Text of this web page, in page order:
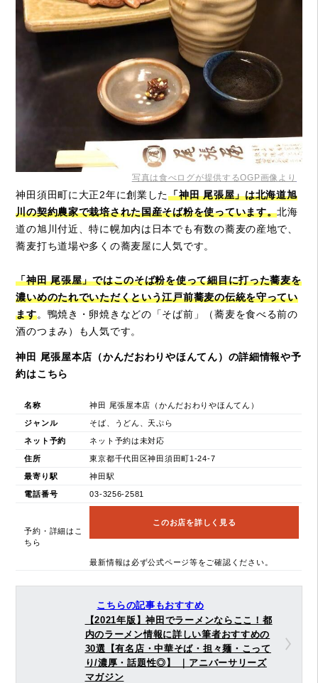
写真は食べログが提供するOGP画像より
神田須田町に大正2年に創業した「神田 尾張屋」は北海道旭
川の契約農家で栽培された国産そば粉を使っています。北海
道の旭川付近、特に幌加内は日本でも有数の蕎麦の産地で、
蕎麦打ち道場や多くの蕎麦屋に人気です。
「神田 尾張屋」ではこのそば粉を使って細目に打った蕎麦を
濃いめのたれでいただくという江戸前蕎麦の伝統を守ってい
ます。鴨焼き・卵焼きなどの「そば前」（蕎麦を食べる前の
酒のつまみ）も人気です。
神田 尾張屋本店（かんだおわりやほんてん）の詳細情報や予
約はこちら
名称 神田 尾張屋本店（かんだおわりやほんてん）
ジャンル そば、うどん、天ぷら
ネット予約 ネット予約は未対応
住所 東京都千代田区神田須田町1-24-7
最寄り駅 神田駅
電話番号 03-3256-2581
予約・詳細はこ
ちら
このお店を詳しく見る
最新情報は必ず公式ページ等をご確認ください。
こちらの記事もおすすめ
【2021年版】神田でラーメンならここ！都
内のラーメン情報に詳しい筆者おすすめの
30選【有名店・中華そば・担々麺・こって
り/濃厚・話題性◎】 ｜アニバーサリーズ
マガジン